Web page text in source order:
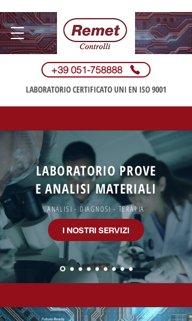
LABORATORIO CERTIFICATO UNI​ EN ISO 9001
+39 051-758888
LABORATORIO PROVE
E ANALISI MATERIALI
ANALISI - DIAGNOSI - TERAPIA
I NOSTRI SERVIZI